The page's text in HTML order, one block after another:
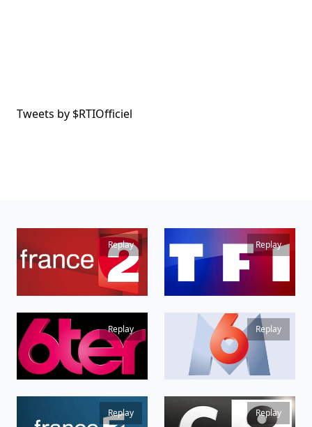
Tweets by $RTIOfficiel
Replay Replay
Replay Replay
Replay Replay